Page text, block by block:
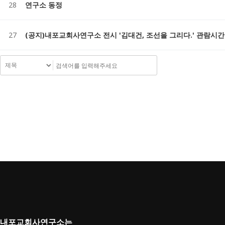
28 연구소 동정
27 (공지)내포교회사연구소 전시 '김대건, 조선을 그리다.' 관람시
내포교회사연구소는